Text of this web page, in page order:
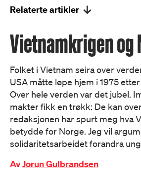
Relaterte artikler
Vietnamkrigen og
Folket i Vietnam seira over
USA måtte løpe hjem i 1975
Over hele verden var det jubel.
makter fikk en trøkk: De kan
redaksjonen har spurt meg hva
betydde for Norge. Jeg vil
solidaritetsarbeidet forandra
AvJorun Gulbrandsen